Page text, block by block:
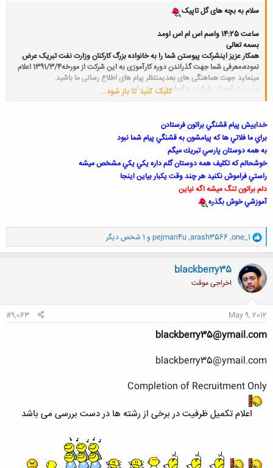
سلام به بچه های گل تاپیک
ساعت 14:25 واسم اس ام اس اومد
بسمه تعالی
همکار عزیز اینشرکت پیوستن شما را به خانواده بزرگ کارکنان وزارت نفت تبریک عرض
نموده،معرفی شما جهت گذراندن دوره کارآموزی به این شرکت از مورخه1391/3/4 اعلام
مینماید جهت هماهنگی های بعدیمنتظر پیام های اطلاع رسانی ما باشید.
مدیریت آموزش شرکت ره آوران فنون پتروشیمی
خدایا خیلی میخوامت،ایشالا همه دوستانی که باقی موندن بیان و یکی یکی خبرای
خوب بدن
بچه های نفت گاز پارس تاپیک که ماهشهر افتادن یه قراری باهم بذاریم
فدای همتون بشم
گزینش 19 اسفند
طب 20 فروردین(بدون کمیسیون)
کلیک کنید تا باز شود...
خداييش پيام قشنگي براتون فرستادن
براي ما فلاتي ها كه پيامشون به قشنگي پيام شما نبود
به همه دوستان پارسي تبريك ميگم
خوشحالم كه تكليف همه دوستان گلم داره يكي يكي مشخص ميشه
راستي فراموش نكنيد هر چند وقت يكبار بياين اينجا
دلم براتون تنگ ميشه اگه نياين
آموزشي خوش بگذره
و
ا
ک
ن
ش
ه
ا
one_1
,
arash3566
,
pejman4u و 1 شخص دیگر
blackberry35
اخراجی موقت
May 9, 2012
#9,063
blackberry35@ymail.com
blackberry35@ymail.com
Completion of Recruitment Only
اعلام تکمیل ظرفیت در برخی از رشته ها در دست بررسی می باشد